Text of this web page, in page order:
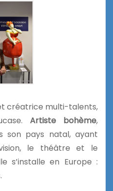
multi-talents,
Artiste bohème,
son pays natal, ayant
le théâtre et le
s’installe en Europe :